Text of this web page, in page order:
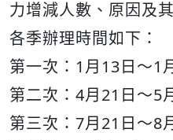
力增減人數、原因及
各季辦理時間如下：
第一次：1月13日～1
第二次：4月21日～5
第三次：7月21日～8